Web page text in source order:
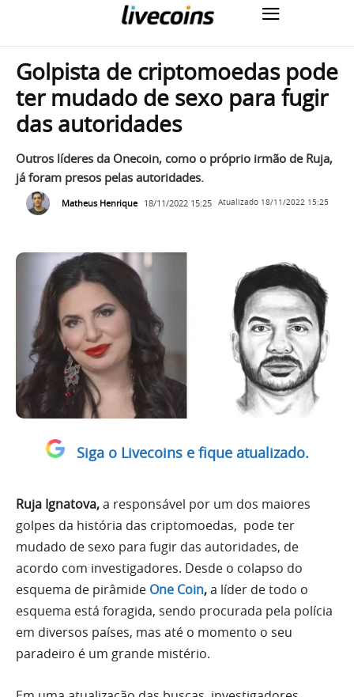
Golpista de criptomoedas pode
ter mudado de sexo para fugir
das autoridades
Outros líderes da Onecoin, como o próprio irmão de Ruja,
já foram presos pelas autoridades.
Matheus Henrique 18/11/2022 15:25 Atualizado 18/11/2022 15:25
Siga o Livecoins e fique atualizado.
Ruja Ignatova,a responsável por um dos maiores
golpes da história das criptomoedas, pode ter
mudado de sexo para fugir das autoridades, de
acordo com investigadores. Desde o colapso do
esquema de pirâmide One Coin,a líder de todo o
esquema está foragida, sendo procurada pela polícia
em diversos países, mas até o momento o seu
paradeiro é um grande mistério.